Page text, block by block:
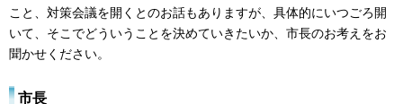
こと、対策会議を開くとのお話もありますが、具体的にいつごろ開
いて、そこでどういうことを決めていきたいか、市長のお考えをお
聞かせください。
市長